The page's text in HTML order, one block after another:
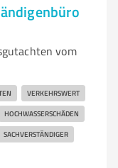
vom
VERKEHRSWERT
HOCHWASSERSCHÄDEN
SACHVERSTÄNDIGER